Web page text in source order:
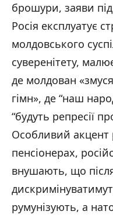
брошури, заяви
Росія експлуатує
молдовського
суверенітету,
де молдован
гімн», де “наш
“будуть репресії
Особливий акцент
пенсіонерах,
внушають, що
румунізують, а